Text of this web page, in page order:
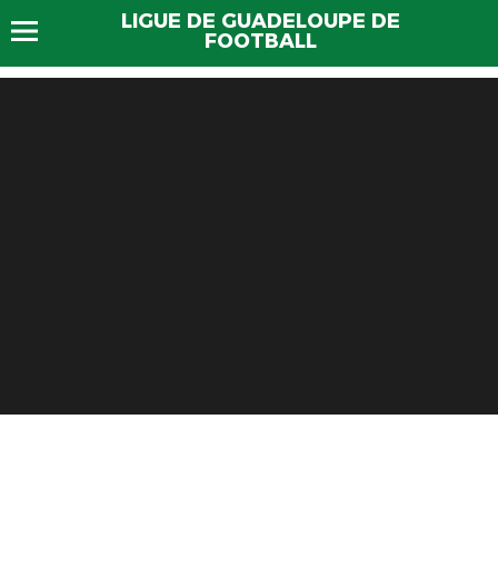
LIGUE DE GUADELOUPE DE
FOOTBALL